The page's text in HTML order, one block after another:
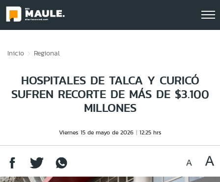
Inicio Regional
HOSPITALES DE TALCA Y CURICÓ
SUFREN RECORTE DE MÁS DE $3.100
MILLONES
Viernes 15 de mayo de 2026 12:25 hrs